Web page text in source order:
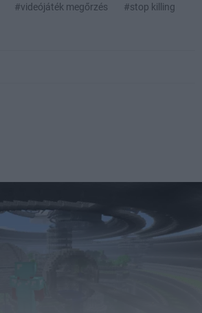
#videójáték megőrzés
#stop killing